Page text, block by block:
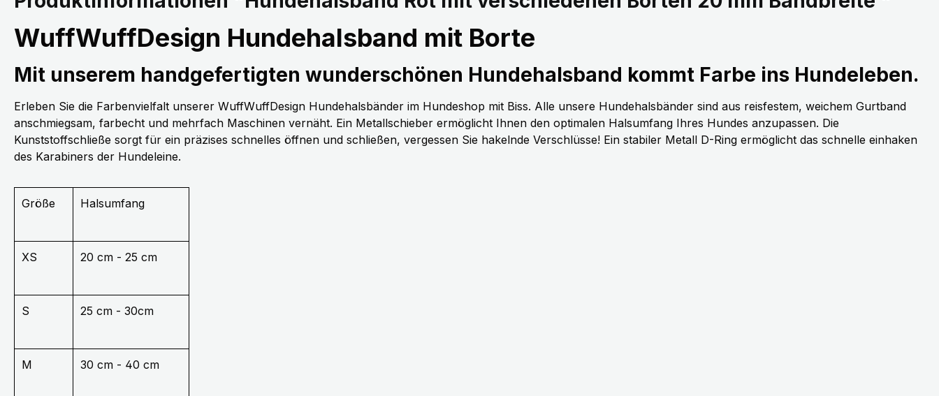
WuffWuffDesign Hundehalsband mit Borte
Mit unserem handgefertigten wunderschönen Hundehalsband kommt Farbe ins Hundeleben.
Erleben Sie die Farbenvielfalt unserer WuffWuffDesign Hundehalsbänder im Hundeshop mit Biss. Alle unsere Hundehalsbänder sind aus reisfestem, weichem Gurtband
anschmiegsam, farbecht und mehrfach Maschinen vernäht. Ein Metallschieber ermöglicht Ihnen den optimalen Halsumfang Ihres Hundes anzupassen. Die
Kunststoffschließe sorgt für ein präzises schnelles öffnen und schließen, vergessen Sie hakelnde Verschlüsse! Ein stabiler Metall D-Ring ermöglicht das schnelle einhaken
des Karabiners der Hundeleine.
Größe Halsumfang
XS 20 cm - 25 cm
S 25 cm - 30cm
M 30 cm - 40 cm